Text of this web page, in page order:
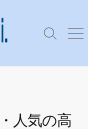
検
り
メ
ー
人気の高